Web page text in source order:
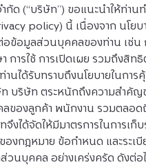
กัด (“บริษัท”) ขอแนะนำให้ท่านท
policy) นี้ เนื่องจาก นโยบ
ข้อมูลส่วนบุคคลของท่าน เช่น
การใช้ การเปิดเผย รวมถึงสิท
านได้รับทราบถึงนโยบายในกา
บริษัท ตระหนักถึงความสำคัญ
ของลูกค้า พนักงาน รวมตลอด
งได้จัดให้มีมาตรการในการเก็
องกฎหมาย ข้อกำหนด และระเ
วนบุคคล อย่างเคร่งครัด ดังต่อ